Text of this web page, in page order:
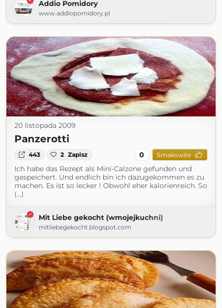
Addio Pomidory
www.addiopomidory.pl
20 listopada 2009
Panzerotti
443 2 Zapisz 0 Smakowite
Ich habe das Rezept als Mini-Calzone gefunden und
gespeichert. Und endlich bin ich dazugekommen es zu
machen. Es ist so lecker ! Obwohl eher kalorienreich. So
(...)
Mit Liebe gekocht (wmojejkuchni)
mitliebegekocht.blogspot.com